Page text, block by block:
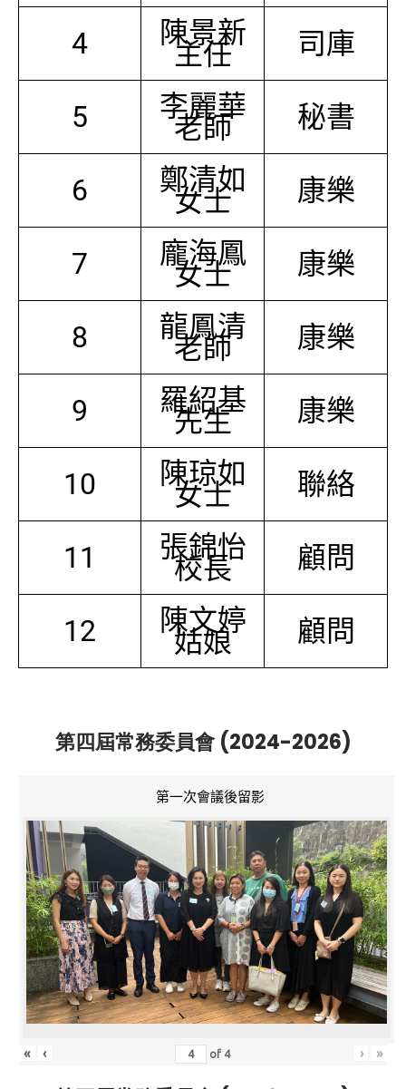
4 陳景新
主任 司庫
5 李麗華
老師 秘書
6 鄭清如
女士 康樂
7 龐海鳳
女士 康樂
8 龍鳳清
老師 康樂
9 羅紹基
先生 康樂
10 陳琼如
女士 聯絡
11 張錦怡
校長 顧問
12 陳文婷
姑娘 顧問
第四屆常務委員會 (2024-2026)
第一次會議後留影
« ‹ of 4 › »